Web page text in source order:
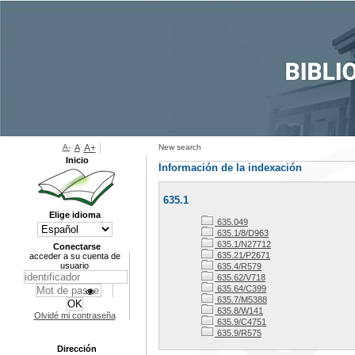
New search
Información de la indexación
635.1
635.049
635.1/8/D963
635.1/N27712
635.21/P2671
635.4/R579
635.62/V718
635.64/C399
635.7/M5388
635.8/W141
635.9/C4751
635.9/R575
A- A A+
Inicio
Elige idioma
Conectarse
acceder a su cuenta de
usuario
Olvidé mi contraseña
Dirección